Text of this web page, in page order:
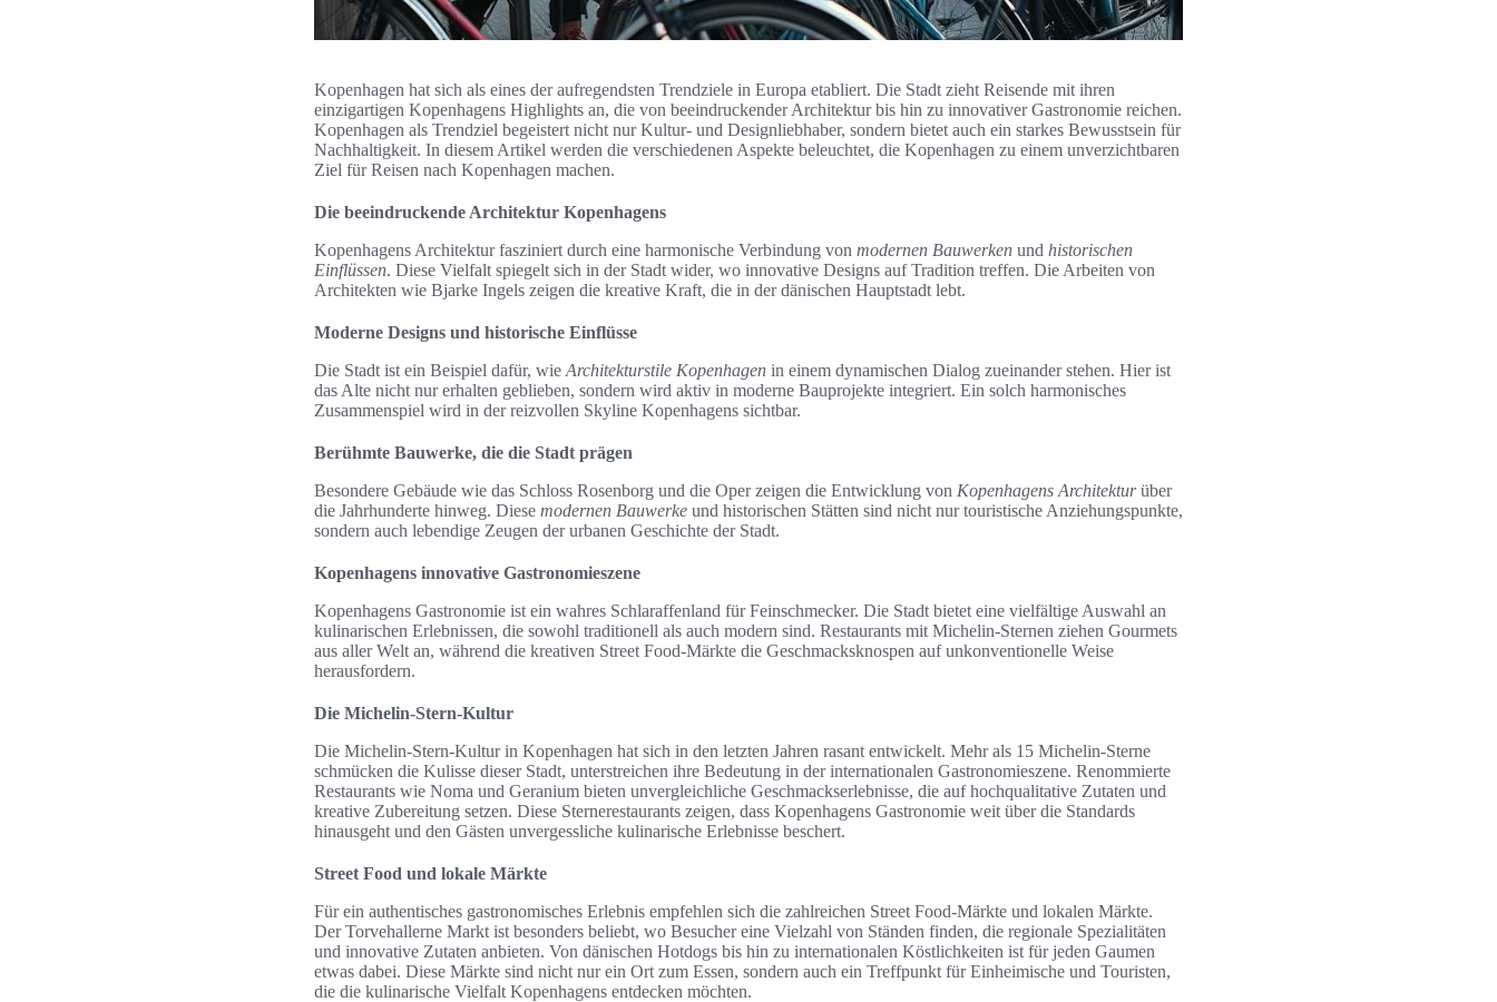
Kopenhagen hat sich als eines der aufregendsten Trendziele in Europa etabliert. Die Stadt zieht Reisende mit ihren
einzigartigen Kopenhagens Highlights an, die von beeindruckender Architektur bis hin zu innovativer Gastronomie reichen.
Kopenhagen als Trendziel begeistert nicht nur Kultur- und Designliebhaber, sondern bietet auch ein starkes Bewusstsein für
Nachhaltigkeit. In diesem Artikel werden die verschiedenen Aspekte beleuchtet, die Kopenhagen zu einem unverzichtbaren
Ziel für Reisen nach Kopenhagen machen.
Die beeindruckende Architektur Kopenhagens
Kopenhagens Architektur fasziniert durch eine harmonische Verbindung von modernen Bauwerken und historischen
Einflüssen. Diese Vielfalt spiegelt sich in der Stadt wider, wo innovative Designs auf Tradition treffen. Die Arbeiten von
Architekten wie Bjarke Ingels zeigen die kreative Kraft, die in der dänischen Hauptstadt lebt.
Moderne Designs und historische Einflüsse
Die Stadt ist ein Beispiel dafür, wie Architekturstile Kopenhagen in einem dynamischen Dialog zueinander stehen. Hier ist
das Alte nicht nur erhalten geblieben, sondern wird aktiv in moderne Bauprojekte integriert. Ein solch harmonisches
Zusammenspiel wird in der reizvollen Skyline Kopenhagens sichtbar.
Berühmte Bauwerke, die die Stadt prägen
Besondere Gebäude wie das Schloss Rosenborg und die Oper zeigen die Entwicklung von Kopenhagens Architekturüber
die Jahrhunderte hinweg. Diese modernen Bauwerke und historischen Stätten sind nicht nur touristische Anziehungspunkte,
sondern auch lebendige Zeugen der urbanen Geschichte der Stadt.
Kopenhagens innovative Gastronomieszene
Kopenhagens Gastronomie ist ein wahres Schlaraffenland für Feinschmecker. Die Stadt bietet eine vielfältige Auswahl an
kulinarischen Erlebnissen, die sowohl traditionell als auch modern sind. Restaurants mit Michelin-Sternen ziehen Gourmets
aus aller Welt an, während die kreativen Street Food-Märkte die Geschmacksknospen auf unkonventionelle Weise
herausfordern.
Die Michelin-Stern-Kultur
Die Michelin-Stern-Kultur in Kopenhagen hat sich in den letzten Jahren rasant entwickelt. Mehr als 15 Michelin-Sterne
schmücken die Kulisse dieser Stadt, unterstreichen ihre Bedeutung in der internationalen Gastronomieszene. Renommierte
Restaurants wie Noma und Geranium bieten unvergleichliche Geschmackserlebnisse, die auf hochqualitative Zutaten und
kreative Zubereitung setzen. Diese Sternerestaurants zeigen, dass Kopenhagens Gastronomie weit über die Standards
hinausgeht und den Gästen unvergessliche kulinarische Erlebnisse beschert.
Street Food und lokale Märkte
Für ein authentisches gastronomisches Erlebnis empfehlen sich die zahlreichen Street Food-Märkte und lokalen Märkte.
Der Torvehallerne Markt ist besonders beliebt, wo Besucher eine Vielzahl von Ständen finden, die regionale Spezialitäten
und innovative Zutaten anbieten. Von dänischen Hotdogs bis hin zu internationalen Köstlichkeiten ist für jeden Gaumen
etwas dabei. Diese Märkte sind nicht nur ein Ort zum Essen, sondern auch ein Treffpunkt für Einheimische und Touristen,
die die kulinarische Vielfalt Kopenhagens entdecken möchten.